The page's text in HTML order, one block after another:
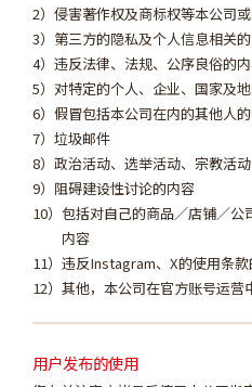
侵害著作权及商标权等本公司
第三方的隐私及个人信息相关
违反法律、法规、公序良俗的
对特定的个人、企业、国家及
假冒包括本公司在内的其他人
垃圾邮件
政治活动、选举活动、宗教活动
阻碍建设性讨论的内容
包括对自己的商品／店铺／公
内容
违反Instagram、X的使用条
其他，本公司在官方账号运营
用户发布的使用